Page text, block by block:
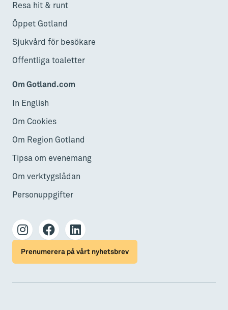
Resa hit & runt
Öppet Gotland
Sjukvård för besökare
Offentliga toaletter
Om Gotland.com
In English
Om Cookies
Om Region Gotland
Tipsa om evenemang
Om verktygslådan
Personuppgifter
Prenumerera på vårt nyhetsbrev